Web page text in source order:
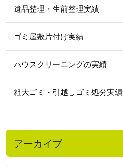
遺品整理・生前整理実績
ゴミ屋敷片付け実績
ハウスクリーニングの実績
粗大ゴミ・引越しゴミ処分実績
アーカイブ